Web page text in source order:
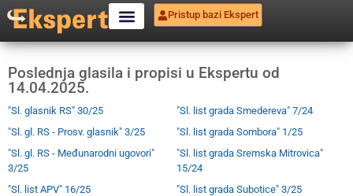
Pristup bazi Ekspert
Poslednja glasila i propisi u Ekspertu od
14.04.2025.
"Sl. glasnik RS" 30/25
"Sl. gl. RS - Prosv. glasnik" 3/25
"Sl. gl. RS - Međunarodni ugovori"
3/25
"Sl. list APV" 16/25
"Sl. list grada Smedereva" 7/24
"Sl. list grada Sombora" 1/25
"Sl. list grada Sremska Mitrovica"
15/24
"Sl. list grada Subotice" 3/25